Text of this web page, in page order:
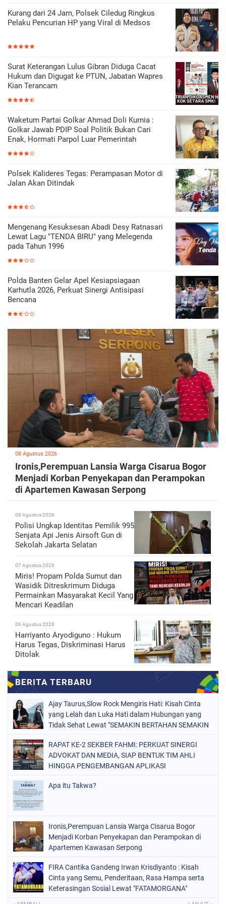
Kurang dari 24 Jam, Polsek Ciledug Ringkus
Pelaku Pencurian HP yang Viral di Medsos
Surat Keterangan Lulus Gibran Diduga Cacat
Hukum dan Digugat ke PTUN, Jabatan Wapres
Kian Terancam
Waketum Partai Golkar Ahmad Doli Kurnia :
Golkar Jawab PDIP Soal Politik Bukan Cari
Enak, Hormati Parpol Luar Pemerintah
Polsek Kalideres Tegas: Perampasan Motor di
Jalan Akan Ditindak
Mengenang Kesuksesan Abadi Desy Ratnasari
Lewat Lagu "TENDA BIRU" yang Melegenda
pada Tahun 1996
Polda Banten Gelar Apel Kesiapsiagaan
Karhutla 2026, Perkuat Sinergi Antisipasi
Bencana
08 Agustus 2026
Ironis,Perempuan Lansia Warga Cisarua Bogor
Menjadi Korban Penyekapan dan Perampokan
di Apartemen Kawasan Serpong
08 Agustus 2026
Polisi Ungkap Identitas Pemilik 995
Senjata Api Jenis Airsoft Gun di
Sekolah Jakarta Selatan
07 Agustus 2026
Miris! Propam Polda Sumut dan
Wasidik Ditreskrimum Diduga
Permainkan Masyarakat Kecil Yang
Mencari Keadilan
06 Agustus 2026
Harriyanto Aryodiguno : Hukum
Harus Tegas, Diskriminasi Harus
Ditolak
Ajay Taurus,Slow Rock Mengiris Hati: Kisah Cinta
yang Lelah dan Luka Hati dalam Hubungan yang
Tidak Sehat Lewat "SEMAKIN BERTAHAN SEMAKIN
RAPAT KE-2 SEKBER FAHMI: PERKUAT SINERGI
ADVOKAT DAN MEDIA, SIAP BENTUK TIM AHLI
HINGGA PENGEMBANGAN APLIKASI
Apa itu Takwa?
Ironis,Perempuan Lansia Warga Cisarua Bogor
Menjadi Korban Penyekapan dan Perampokan di
Apartemen Kawasan Serpong
FIRA Cantika Gandeng Irwan Krisdiyanto : Kisah
Cinta yang Semu, Penderitaan, Rasa Hampa serta
Keterasingan Sosial Lewat "FATAMORGANA"